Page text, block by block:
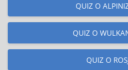
QUIZ O
QUIZ O
QUIZ O